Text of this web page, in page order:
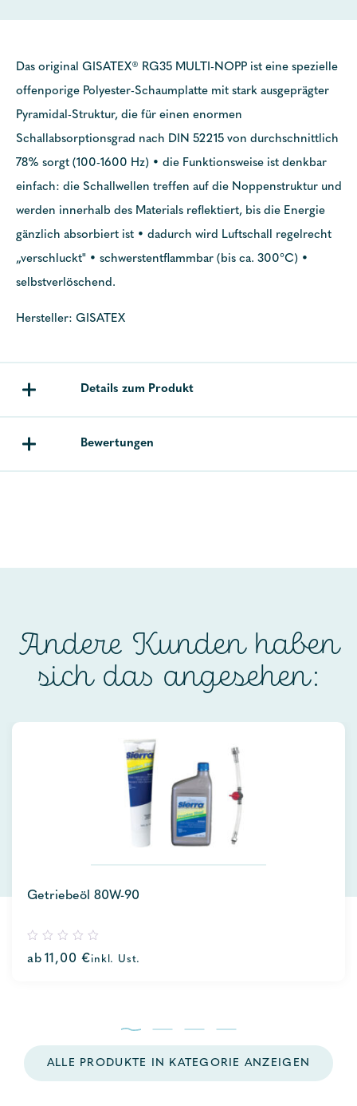
Das original GISATEX® RG35 MULTI-NOPP ist eine spezielle
offenporige Polyester-Schaumplatte mit stark ausgeprägter
Pyramidal-Struktur, die für einen enormen
Schallabsorptionsgrad nach DIN 52215 von durchschnittlich
78% sorgt (100-1600 Hz) • die Funktionsweise ist denkbar
einfach: die Schallwellen treffen auf die Noppenstruktur und
werden innerhalb des Materials reflektiert, bis die Energie
gänzlich absorbiert ist • dadurch wird Luftschall regelrecht
„verschluckt" • schwerstentflammbar (bis ca. 300°C) •
selbstverlöschend.
Hersteller: GISATEX
Details zum Produkt
Bewertungen
Andere Kunden haben
sich das angesehen:
Getriebeöl 80W-90
out
ab 11,00€inkl. Ust.
ALLE PRODUKTE IN KATEGORIE ANZEIGEN